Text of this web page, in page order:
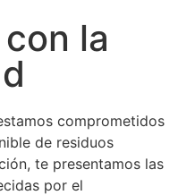
la
comprometidos
de residuos
te presentamos las
por el